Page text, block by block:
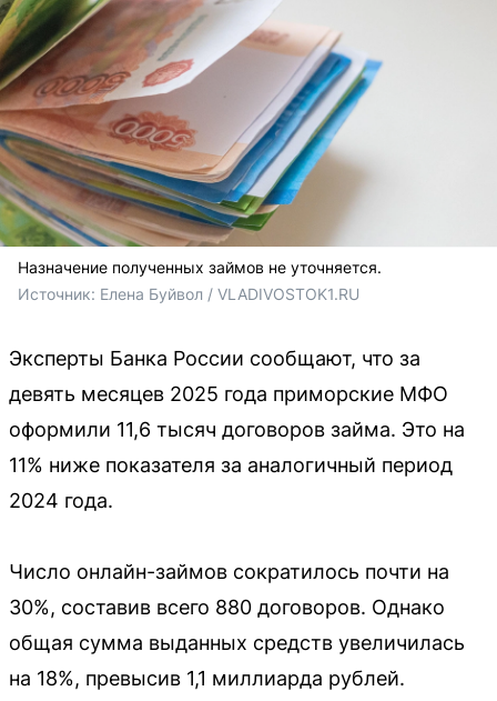
Назначение полученных займов не уточняется.
Источник: Елена Буйвол / VLADIVOSTOK1.RU
Эксперты Банка России сообщают, что за
девять месяцев 2025 года приморские МФО
оформили 11,6 тысяч договоров займа. Это на
11% ниже показателя за аналогичный период
2024 года.
Число онлайн-займов сократилось почти на
30%, составив всего 880 договоров. Однако
общая сумма выданных средств увеличилась
на 18%, превысив 1,1 миллиарда рублей.